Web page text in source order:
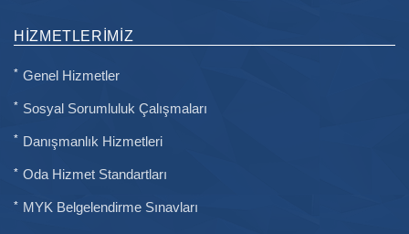
HIZMETLERIMIZ
Genel Hizmetler
Sosyal Sorumluluk Çalışmaları
Danışmanlık Hizmetleri
Oda Hizmet Standartları
MYK Belgelendirme Sınavları